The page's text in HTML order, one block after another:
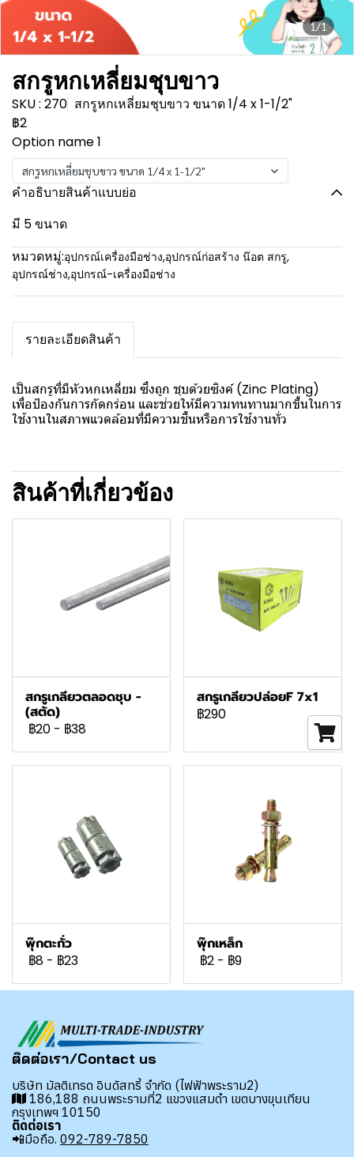
1/1
สกรูหกเหลี่ยมชุบขาว
SKU : 270 สกรูหกเหลี่ยมชุบขาว ขนาด 1/4 x 1-1/2"
฿2
Option name 1
สกรูหกเหลี่ยมชุบขาว ขนาด 1/4 x 1-1/2"
คำอธิบายสินค้าแบบย่อ
มี 5 ขนาด
หมวดหมู่:อุปกรณ์เครื่องมือช่าง,อุปกรณ์ก่อสร้าง น๊อต สกรู,
อุปกรณ์ช่าง,อุปกรณ์-เครื่องมือช่าง
รายละเอียดสินค้า
เป็นสกรูที่มีหัวหกเหลี่ยม ซึ่งถูก ชุบด้วยซิงค์ (Zinc Plating)
เพื่อป้องกันการกัดกร่อน และช่วยให้มีความทนทานมากขึ้นในการ
ใช้งานในสภาพแวดล้อมที่มีความชื้นหรือการใช้งานทั่ว
สินค้าที่เกี่ยวข้อง
สกรูเกลียวตลอดชุบ -
(สตัด)
฿20 - ฿38
สกรูเกลียวปล่อยF 7x1
฿290
พุ๊กตะกั่ว
฿8 - ฿23
พุ๊กเหล็ก
฿2 - ฿9
ติดต่อเรา/Contact us
บริษัท มัลติเทรด อินดัสทรี้ จำกัด (ไฟฟ้าพระราม2)
186,188 ถนนพระรามที่2 แขวงแสมดำ เขตบางขุนเทียน
กรุงเทพฯ 10150
ติดต่อเรา
📲มือถือ. 092-789-7850